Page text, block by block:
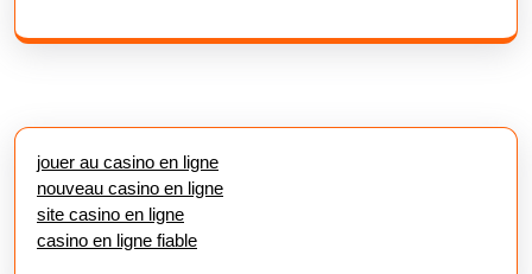
jouer au casino en ligne
nouveau casino en ligne
site casino en ligne
casino en ligne fiable